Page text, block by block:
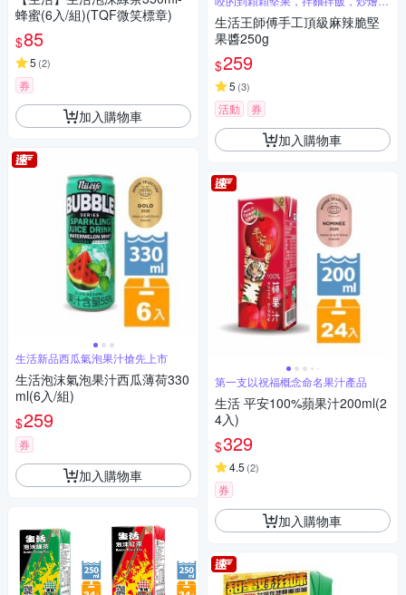
蜂蜜(6入/組)(TQF微笑標章)
$85
5 (2)
券
加入購物車
生活新品西瓜氣泡果汁搶先上市
生活泡沫氣泡果汁西瓜薄荷330
ml(6入/組)
$259
券
加入購物車
理皆適用
生活王師傅手工頂級麻辣脆堅
果醬250g
$259
5 (3)
活動 券
加入購物車
第一支以祝福概念命名果汁產品
生活 平安100%蘋果汁200ml(2
4入)
$329
4.5 (2)
券
加入購物車